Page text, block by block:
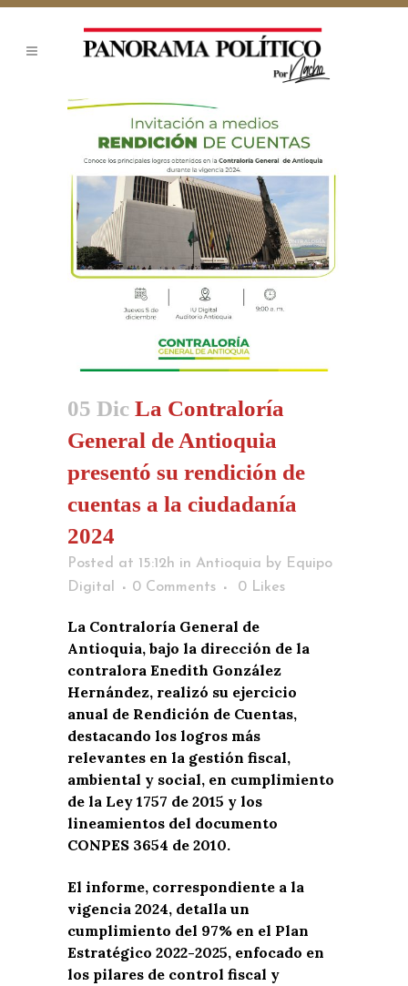
05 Dic La Contraloría
General de Antioquia
presentó su rendición de
cuentas a la ciudadanía
2024
Posted at 15:12h in Antioquia by Equipo
Digital
0 Comments 0 Likes
La Contraloría General de
Antioquia, bajo la dirección de la
contralora Enedith González
Hernández, realizó su ejercicio
anual de Rendición de Cuentas,
destacando los logros más
relevantes en la gestión fiscal,
ambiental y social, en cumplimiento
de la Ley 1757 de 2015 y los
lineamientos del documento
CONPES 3654 de 2010.
El informe, correspondiente a la
vigencia 2024, detalla un
cumplimiento del 97% en el Plan
Estratégico 2022-2025, enfocado en
los pilares de control fiscal y